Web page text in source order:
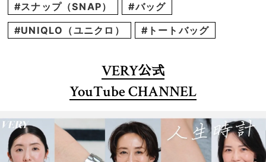
#スナップ（SNAP）
#バッグ
#UNIQLO（ユニクロ）
#トートバッグ
VERY公式
YouTube CHANNEL